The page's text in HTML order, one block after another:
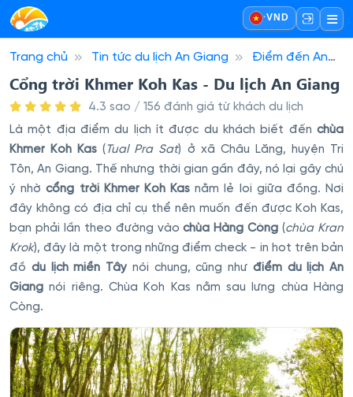
·VND
Trang chủ Tin tức du lịch An Giang
Điểm đến An
Giang
Cổng trời Khmer Koh Kas - Du lịch An Giang
Cổng trời Khmer Koh Kas - Du lịch An Giang
4.3 sao / 156 đánh giá từ khách du lịch
Là một địa điểm du lịch ít được du khách biết đến chùa
Khmer Koh Kas (Tual Pra Sat) ở xã Châu Lăng, huyện Tri
Tôn, An Giang. Thế nhưng thời gian gần đây, nó lại gây chú
ý nhờcổng trời Khmer Koh Kas nằm lẻ loi giữa đồng. Nơi
đây không có địa chỉ cụ thể nên muốn đến được Koh Kas,
bạn phải lần theo đường vàochùa Hàng Còng (chùa Kran
Krok), đây là một trong những điểm check - in hot trên bản
đồ du lịch miền Tây nói chung, cũng như điểm du lịch An
Giang nói riêng. Chùa Koh Kas nằm sau lưng chùa Hàng
Còng.